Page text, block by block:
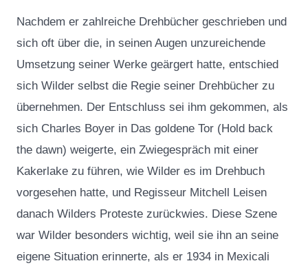
Nachdem er zahlreiche Drehbücher geschrieben und
sich oft über die, in seinen Augen unzureichende
Umsetzung seiner Werke geärgert hatte, entschied
sich Wilder selbst die Regie seiner Drehbücher zu
übernehmen. Der Entschluss sei ihm gekommen, als
sich Charles Boyer in Das goldene Tor (Hold back
the dawn) weigerte, ein Zwiegespräch mit einer
Kakerlake zu führen, wie Wilder es im Drehbuch
vorgesehen hatte, und Regisseur Mitchell Leisen
danach Wilders Proteste zurückwies. Diese Szene
war Wilder besonders wichtig, weil sie ihn an seine
eigene Situation erinnerte, als er 1934 in Mexicali